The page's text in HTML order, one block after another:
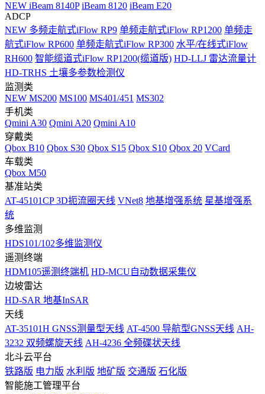
NEW iBeam 8140P iBeam 8120 iBeam E20
ADCP
NEW 多频走航式iFlow RP9 单频走航式iFlow RP1200 单频走
航式iFlow RP600 单频走航式iFlow RP300 水平/在线式iFlow
RH600 智能缆道式iFlow RP1200(缆道版) HD-LLJ 雷达流量计
HD-TRHS 土壤多参数检测仪
监测类
NEW MS200 MS100 MS401/451 MS302
手机类
Qmini A30 Qmini A20 Qmini A10
穿戴类
Qbox B10 Qbox S30 Qbox S15 Qbox S10 Qbox 20 VCard
车载类
Qbox M50
基准站类
AT-45101CP 3D扼流圈天线 VNet8 地基增强系统 星基增强系
统
多维监测
HDS101/102多维监测仪
遥测终端
HDM105遥测终端机 HD-MCU自动数据采集仪
边坡雷达
HD-SAR 地基InSAR
天线
AT-35101H GNSS测量型天线 AT-4500 导航型GNSS天线 AH-
3232 双频螺旋天线 AH-4236 全频碟状天线
北斗云平台
铁路版 电力版 水利版 地矿版 交通版 石化版
智能施工管理平台